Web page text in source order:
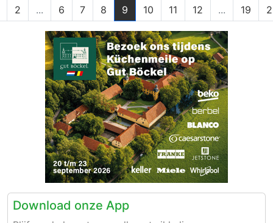
2 ... 6 7 8 9 10 11 12 ... 19
Download onze App